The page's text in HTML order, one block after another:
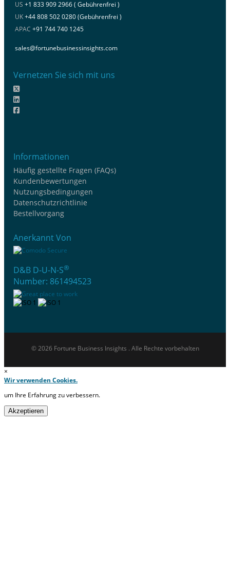
US +1 833 909 2966 ( Gebührenfrei )
UK+44 808 502 0280 (Gebührenfrei )
APAC +91 744 740 1245
sales@fortunebusinessinsights.com
Vernetzen Sie sich mit uns
Informationen
Häufig gestellte Fragen (FAQs)
Kundenbewertungen
Nutzungsbedingungen
Datenschutzrichtlinie
Bestellvorgang
Anerkannt Von
D&B D-U-N-S®
Number: 861494523
© 2026 Fortune Business Insights . Alle Rechte vorbehalten
×
Wir verwenden Cookies.
um Ihre Erfahrung zu verbessern.
Akzeptieren